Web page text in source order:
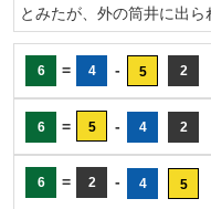
とみたが、外の筒井に出ら
6 = 4 - 5 2
6 = 5 - 4 2
6 = 2 - 4 5